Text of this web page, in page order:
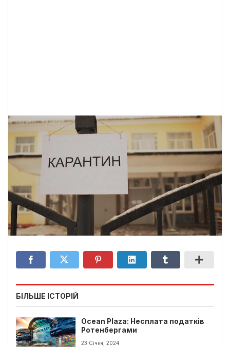
БІЛЬШЕ ІСТОРІЙ
Ocean Plaza: Несплата податків
Ротенбергами
23 Січня, 2024